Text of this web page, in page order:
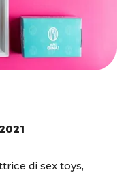
di sex toys,